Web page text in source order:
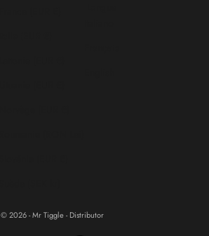
© 2026 - Mr Tiggle - Distributor